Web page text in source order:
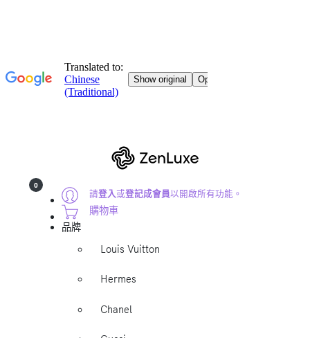
請登入或登記成會員以開啟所有功能。
0
購物車
品牌
Louis Vuitton
Hermes
Chanel